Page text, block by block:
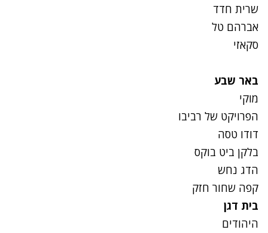
שרית חדד
אברהם טל
סקאזי
באר שבע
מוקי
הפרויקט של רביבו
דודו טסה
בלקן ביט בוקס
הדג נחש
קפה שחור חזק
בית דגן
היהודים